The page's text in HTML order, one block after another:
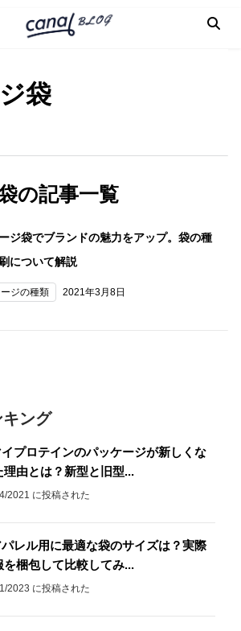
袋
の記事一覧
ジ袋でブランドの魅力をアップ。袋の種
について解説
ジの種類 2021年3月8日
キング
イプロテインのパッケージが新しくな
理由とは？新型と旧型...
2021 に投稿された
パレル用に最適な袋のサイズは？実際
を梱包して比較してみ...
2023 に投稿された